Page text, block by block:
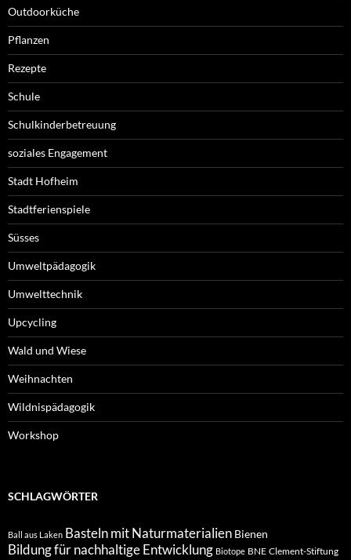
Outdoorküche
Pflanzen
Rezepte
Schule
Schulkinderbetreuung
soziales Engagement
Stadt Hofheim
Stadtferienspiele
Süsses
Umweltpädagogik
Umwelttechnik
Upcycling
Wald und Wiese
Weihnachten
Wildnispädagogik
Workshop
SCHLAGWÖRTER
Ball aus Laken Basteln mit Naturmaterialien Bienen
Bildung für nachhaltige Entwicklung Biotope BNE Clement-Stiftung